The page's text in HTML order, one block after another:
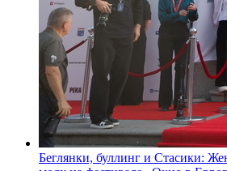
Беглянки, буллинг и Стасики: